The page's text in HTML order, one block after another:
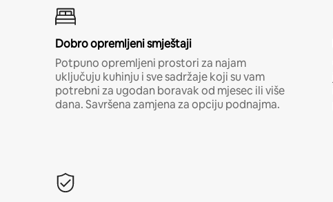
Dobro opremljeni smještaji
Potpuno opremljeni prostori za najam
uključuju kuhinju i sve sadržaje koji su vam
potrebni za ugodan boravak od mjesec ili više
dana. Savršena zamjena za opciju podnajma.